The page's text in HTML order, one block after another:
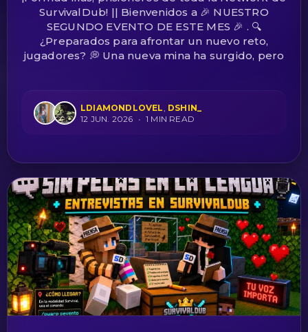
SurvivalDub! || Bienvenidos a 🎉 NUESTRO
SEGUNDO EVENTO DE ESTE MES 🎉 . 🔍
¿Preparados para afrontar un nuevo reto,
jugadores? 💭 Una nueva mina ha surgido, pero
LDIAMONDLOVEL DSHIN_
12 JUN. 2026 • 1 MIN READ